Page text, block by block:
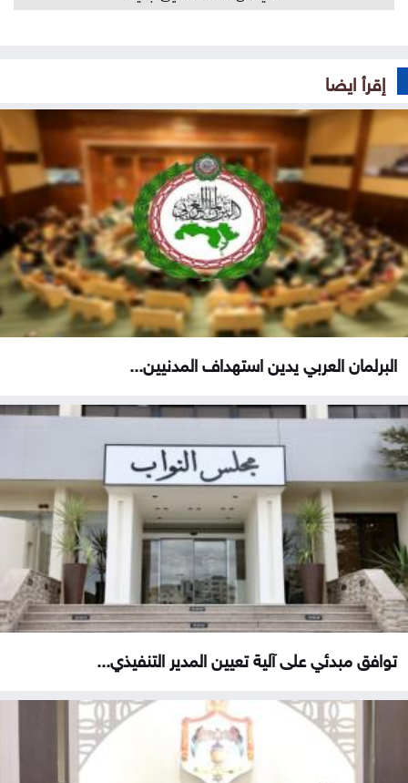
إقرأ ايضا
البرلمان العربي يدين استهداف المدنيين...
توافق مبدئي على آلية تعيين المدير التنفيذي...